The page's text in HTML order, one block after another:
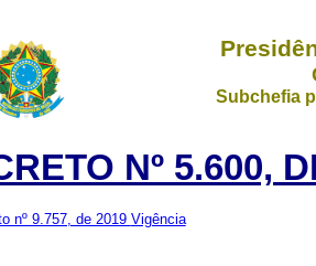
Subchefia
Nº 5.600,
nº 9.757, de 2019 Vigência